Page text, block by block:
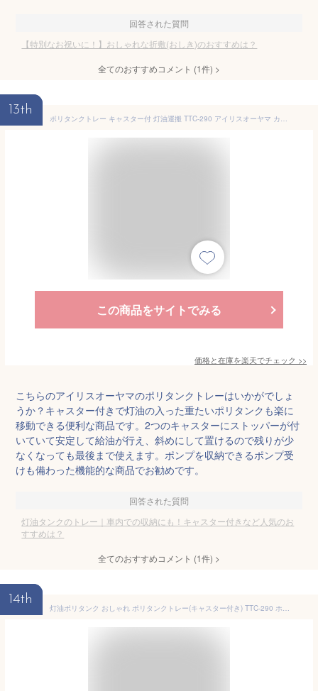
回答された質問
【特別なお祝いに！】おしゃれな折敷(おしき)のおすすめは？
全てのおすすめコメント (1件) >
13th
ポリタンクトレー キャスター付 灯油運搬 TTC-290 アイリスオーヤマ カー用品
この商品をサイトでみる
価格と在庫を楽天でチェック >>
こちらのアイリスオーヤマのポリタンクトレーはいかがでしょ
うか？キャスター付きで灯油の入った重たいポリタンクも楽に
移動できる便利な商品です。2つのキャスターにストッパーが付
いていて安定して給油が行え、斜めにして置けるので残りが少
なくなっても最後まで使えます。ポンプを収納できるポンプ受
けも備わった機能的な商品でお勧めです。
回答された質問
灯油タンクのトレー｜車内での収納にも！キャスター付きなど人気のお
すすめは？
全てのおすすめコメント (1件) >
14th
灯油ポリタンク おしゃれ ポリタンクトレー(キャスター付き) TTC-290 ホワイト(灯油ポリタンク収納 18L 20L/アイリスオーヤマ)